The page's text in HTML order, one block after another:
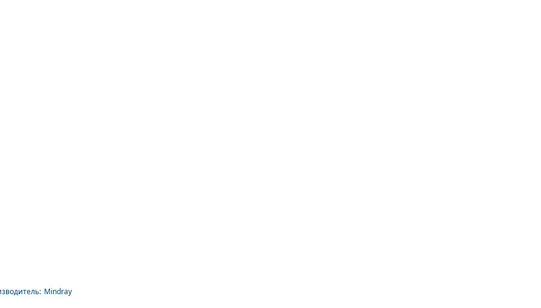
Mindray